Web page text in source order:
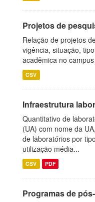
Projetos de
Relação de projetos
vigência, situação,
acadêmica no
CSV
Infraestrutura
Quantitativo de
(UA) com nome da
de laboratórios por
utilização média...
CSV PDF
Programas de